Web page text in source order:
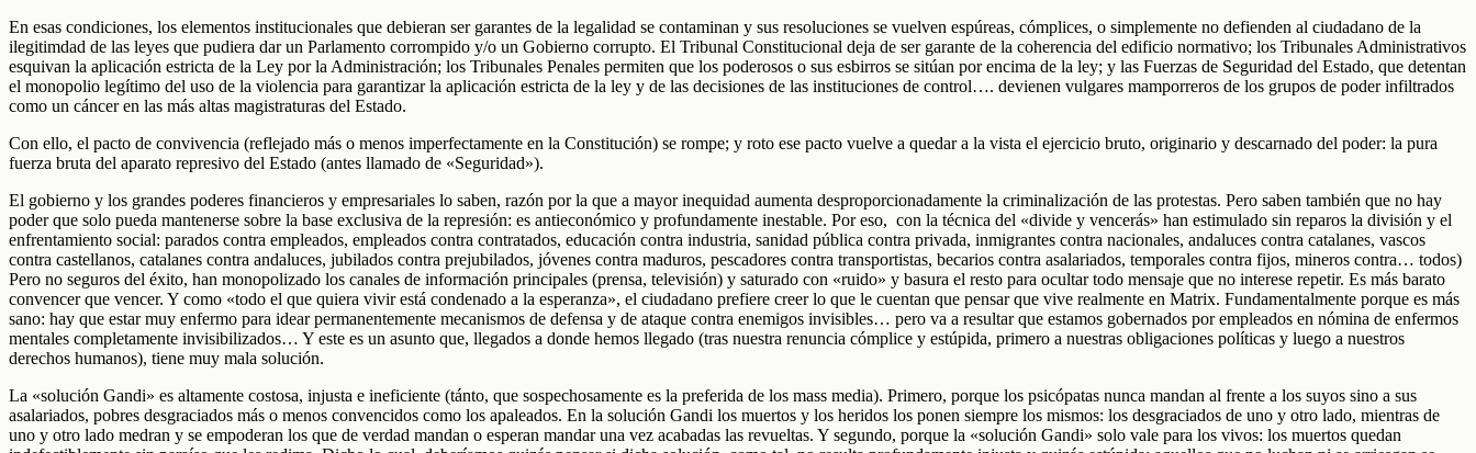
En esas condiciones, los elementos institucionales que debieran ser garantes de la legalidad se contaminan y sus resoluciones se vuelven espúreas, cómplices, o simplemente no defienden al ciudadano de la
ilegitimdad de las leyes que pudiera dar un Parlamento corrompido y/o un Gobierno corrupto. El Tribunal Constitucional deja de ser garante de la coherencia del edificio normativo; los Tribunales Administrativos
esquivan la aplicación estricta de la Ley por la Administración; los Tribunales Penales permiten que los poderosos o sus esbirros se sitúan por encima de la ley; y las Fuerzas de Seguridad del Estado, que detentan
el monopolio legítimo del uso de la violencia para garantizar la aplicación estricta de la ley y de las decisiones de las instituciones de control…. devienen vulgares mamporreros de los grupos de poder infiltrados
como un cáncer en las más altas magistraturas del Estado.
Con ello, el pacto de convivencia (reflejado más o menos imperfectamente en la Constitución) se rompe; y roto ese pacto vuelve a quedar a la vista el ejercicio bruto, originario y descarnado del poder: la pura
fuerza bruta del aparato represivo del Estado (antes llamado de «Seguridad»).
El gobierno y los grandes poderes financieros y empresariales lo saben, razón por la que a mayor inequidad aumenta desproporcionadamente la criminalización de las protestas. Pero saben también que no hay
poder que solo pueda mantenerse sobre la base exclusiva de la represión: es antieconómico y profundamente inestable. Por eso, con la técnica del «divide y vencerás» han estimulado sin reparos la división y el
enfrentamiento social: parados contra empleados, empleados contra contratados, educación contra industria, sanidad pública contra privada, inmigrantes contra nacionales, andaluces contra catalanes, vascos
contra castellanos, catalanes contra andaluces, jubilados contra prejubilados, jóvenes contra maduros, pescadores contra transportistas, becarios contra asalariados, temporales contra fijos, mineros contra… todos)
Pero no seguros del éxito, han monopolizado los canales de información principales (prensa, televisión) y saturado con «ruido» y basura el resto para ocultar todo mensaje que no interese repetir. Es más barato
convencer que vencer. Y como «todo el que quiera vivir está condenado a la esperanza», el ciudadano prefiere creer lo que le cuentan que pensar que vive realmente en Matrix. Fundamentalmente porque es más
sano: hay que estar muy enfermo para idear permanentemente mecanismos de defensa y de ataque contra enemigos invisibles… pero va a resultar que estamos gobernados por empleados en nómina de enfermos
mentales completamente invisibilizados… Y este es un asunto que, llegados a donde hemos llegado (tras nuestra renuncia cómplice y estúpida, primero a nuestras obligaciones políticas y luego a nuestros
derechos humanos), tiene muy mala solución.
La «solución Gandi» es altamente costosa, injusta e ineficiente (tánto, que sospechosamente es la preferida de los mass media). Primero, porque los psicópatas nunca mandan al frente a los suyos sino a sus
asalariados, pobres desgraciados más o menos convencidos como los apaleados. En la solución Gandi los muertos y los heridos los ponen siempre los mismos: los desgraciados de uno y otro lado, mientras de
uno y otro lado medran y se empoderan los que de verdad mandan o esperan mandar una vez acabadas las revueltas. Y segundo, porque la «solución Gandi» solo vale para los vivos: los muertos quedan